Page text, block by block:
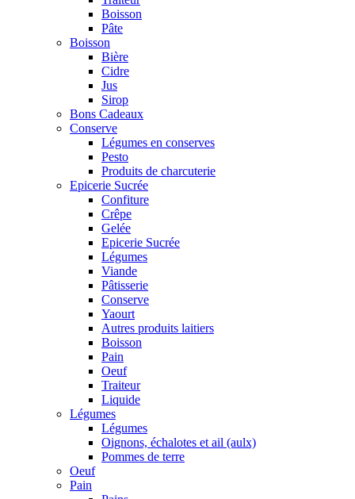
Boisson
Pâte
Boisson
Bière
Cidre
Jus
Sirop
Bons Cadeaux
Conserve
Légumes en conserves
Pesto
Produits de charcuterie
Epicerie Sucrée
Confiture
Crêpe
Gelée
Epicerie Sucrée
Légumes
Viande
Pâtisserie
Conserve
Yaourt
Autres produits laitiers
Boisson
Pain
Oeuf
Traiteur
Liquide
Légumes
Légumes
Oignons, échalotes et ail (aulx)
Pommes de terre
Oeuf
Pain